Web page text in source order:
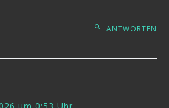
ANTWORTEN